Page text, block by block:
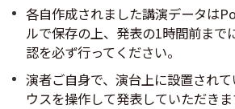
各自作成されました講演データは
ルで保存の上、発表の1時間前まで
認を必ず行ってください。
演者ご自身で、演台上に設置され
ウスを操作して発表していただきま